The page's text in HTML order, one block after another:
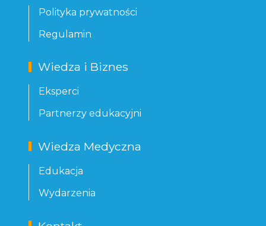
Polityka prywatności
Regulamin
Wiedza i Biznes
Eksperci
Partnerzy edukacyjni
Wiedza Medyczna
Edukacja
Wydarzenia